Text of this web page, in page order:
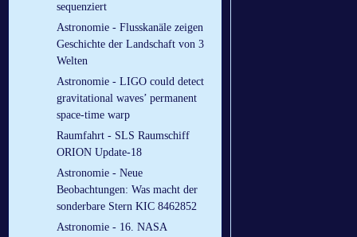
sequenziert
Astronomie - Flusskanäle zeigen
Geschichte der Landschaft von 3
Welten
Astronomie - LIGO could detect
gravitational waves’ permanent
space-time warp
Raumfahrt - SLS Raumschiff
ORION Update-18
Astronomie - Neue
Beobachtungen: Was macht der
sonderbare Stern KIC 8462852
Astronomie - 16. NASA